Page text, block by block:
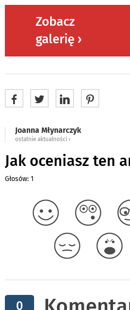
Zobacz
galerię ›
Joanna Młynarczyk
ostatnie aktualności ‹
Jak oceniasz ten
Głosów: 1
0